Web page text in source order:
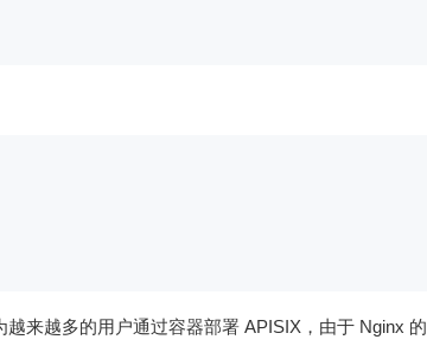
越来越多的用户通过容器部署 APISIX，由于 Nginx 的